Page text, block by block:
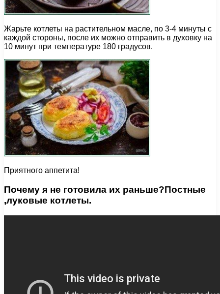
Жарьте котлеты на растительном масле, по 3-4 минуты с
каждой стороны, после их можно отправить в духовку на
10 минут при температуре 180 градусов.
Приятного аппетита!
Почему я не готовила их раньше?Постные
,луковые котлеты.